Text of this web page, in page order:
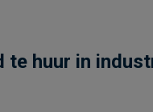
te huur in